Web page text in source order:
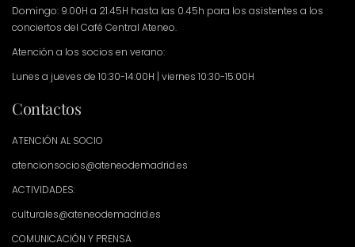
Domingo: 9.00H a 21.45H hasta las 0.45h para los asistentes a los
conciertos del Café Central Ateneo.
Atención a los socios en verano:
Lunes a jueves de 10:30-14:00H | viernes 10:30-15:00H
Contactos
ATENCIÓN AL SOCIO
atencionsocios@ateneodemadrid.es
ACTIVIDADES:
culturales@ateneodemadrid.es
COMUNICACIÓN Y PRENSA